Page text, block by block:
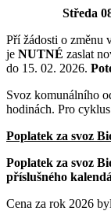
Středa
Pří žádosti o změnu
je NUTNÉ zaslat
do 15. 02. 2026.
Svoz komunálního
hodinách. Pro
Poplatek za svoz
Poplatek za svoz
příslušného
Cena za rok 2026